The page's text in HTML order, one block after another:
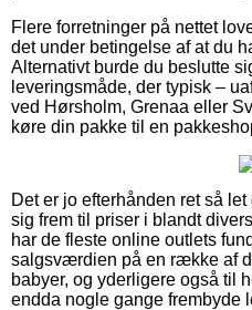
Flere forretninger på nettet
det under betingelse af at du
Alternativt burde du beslutte
leveringsmåde, der typisk –
ved Hørsholm, Grenaa eller
køre din pakke til en
Det er jo efterhånden ret så
sig frem til priser i blandt
har de fleste online outlets
salgsværdien på en række af
babyer, og yderligere også til
endda nogle gange frembyde